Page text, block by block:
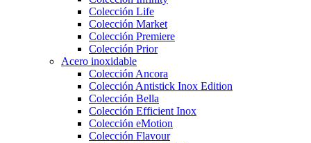
Colección Life
Colección Market
Colección Premiere
Colección Prior
Acero inoxidable
Colección Ancora
Colección Antistick Inox Edition
Colección Bella
Colección Efficient Inox
Colección eMotion
Colección Flavour